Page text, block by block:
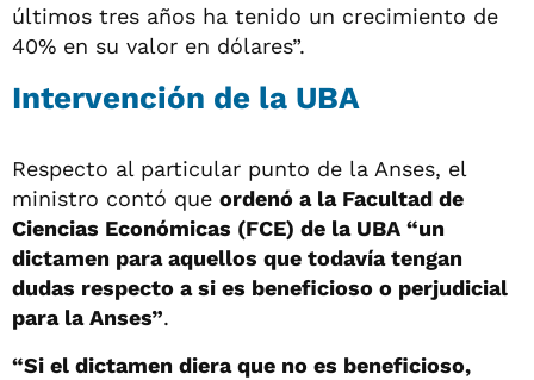
últimos tres años ha tenido un crecimiento de
40% en su valor en dólares”.
Intervención de la UBA
Respecto al particular punto de la Anses, el
ministro contó que ordenó a la Facultad de
Ciencias Económicas (FCE) de la UBA “un
dictamen para aquellos que todavía tengan
dudas respecto a si es beneficioso o perjudicial
para la Anses”.
“Si el dictamen diera que no es beneficioso,